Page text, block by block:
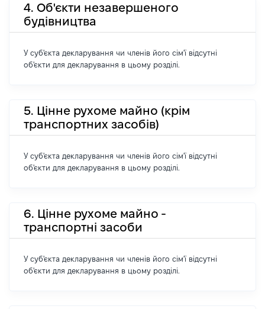
4. Об'єкти незавершеного
будівництва
У суб'єкта декларування чи членів його сім'ї відсутні
об'єкти для декларування в цьому розділі.
5. Цінне рухоме майно (крім
транспортних засобів)
У суб'єкта декларування чи членів його сім'ї відсутні
об'єкти для декларування в цьому розділі.
6. Цінне рухоме майно -
транспортні засоби
У суб'єкта декларування чи членів його сім'ї відсутні
об'єкти для декларування в цьому розділі.